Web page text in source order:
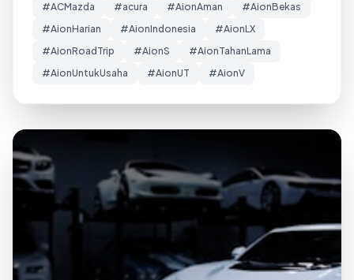
#ACMazda
#acura #AionAman
#AionBekas
#AionHarian
#AionIndonesia
#AionLX
#AionRoadTrip
#AionS
#AionTahanLama
#AionUntukUsaha
#AionUT #AionV